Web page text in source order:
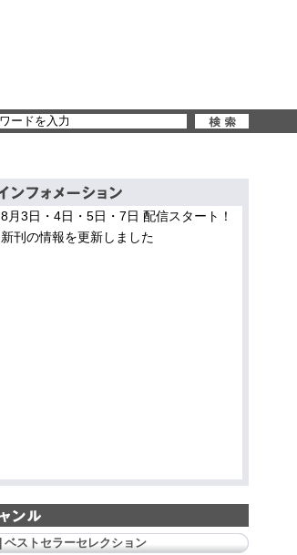
8月3日・4日・5日・7日 配信スタート！
新刊の情報を更新しました
ベストセラーセレクション